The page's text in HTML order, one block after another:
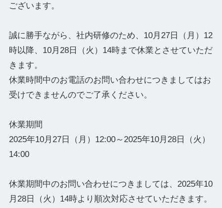
ございます。
誠に勝手ながら、社内研修のため、10月27日（月）12
時以降、10月28日（火）14時まで休業とさせていただ
きます。
休業時間中のお電話のお問い合わせにつきましてはお
受けできませんのでご了承ください。
休業期間
2025年10月27日（月）12:00～2025年10月28日（火）
14:00
休業期間中のお問い合わせにつきましては、2025年10
月28日（火）14時より順次対応させていただきます。